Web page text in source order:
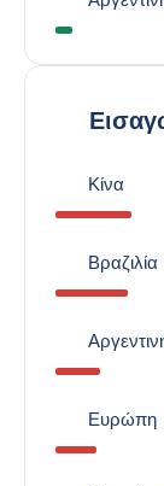
Κίνα
Βραζιλία
Ευρώπη